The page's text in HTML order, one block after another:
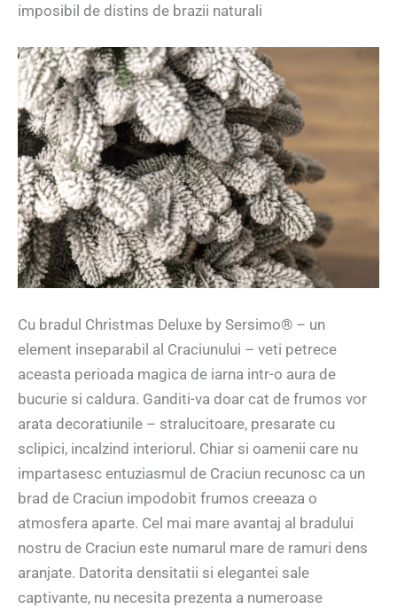
imposibil de distins de brazii naturali
Cu bradul Christmas Deluxe by Sersimo® – un
element inseparabil al Craciunului – veti petrece
aceasta perioada magica de iarna intr-o aura de
bucurie si caldura. Ganditi-va doar cat de frumos vor
arata decoratiunile – stralucitoare, presarate cu
sclipici, incalzind interiorul. Chiar si oamenii care nu
impartasesc entuziasmul de Craciun recunosc ca un
brad de Craciun impodobit frumos creeaza o
atmosfera aparte. Cel mai mare avantaj al bradului
nostru de Craciun este numarul mare de ramuri dens
aranjate. Datorita densitatii si elegantei sale
captivante, nu necesita prezenta a numeroase